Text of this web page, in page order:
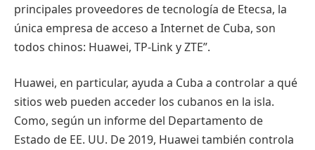
principales proveedores de tecnología de Etecsa, la
única empresa de acceso a Internet de Cuba, son
todos chinos: Huawei, TP-Link y ZTE”.
Huawei, en particular, ayuda a Cuba a controlar a qué
sitios web pueden acceder los cubanos en la isla.
Como, según un informe del Departamento de
Estado de EE. UU. De 2019, Huawei también controla